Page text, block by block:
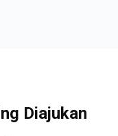
Diajukan